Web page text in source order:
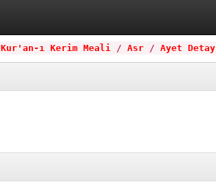
Kur'an-ı Kerim Meali / Asr / Ayet Detay